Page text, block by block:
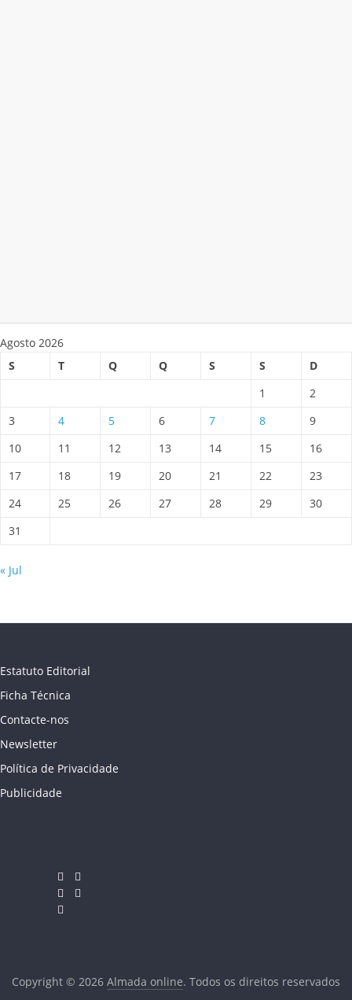
Agosto 2026
S
T Q Q S S
D
1
2
3
4 5 6 7 8
9
10
11 12 13 14 15
16
17
18 19 20 21 22
23
24
25 26 27 28 29
30
31
« Jul
Estatuto Editorial
Ficha Técnica
Contacte-nos
Newsletter
Política de Privacidade
Publicidade
Copyright © 2026 Almada online. Todos os direitos reservados